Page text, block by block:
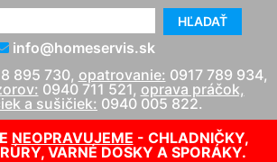
HĽADAŤ
info@homeservis.sk
895 730, opatrovanie: 0917 789 934,
0940 711 521, oprava práčok,
a sušičiek: 0940 005 822.
NEOPRAVUJEME - CHLADNIČKY,
VARNÉ DOSKY A SPORÁKY.